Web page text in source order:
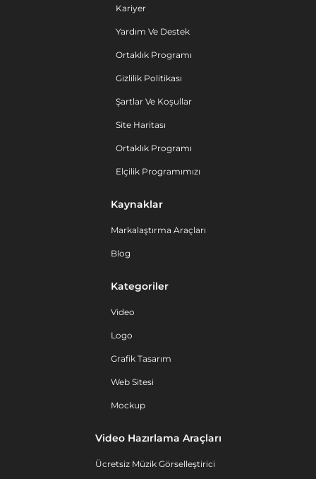
Kariyer
Yardım Ve Destek
Ortaklık Programı
Gizlilik Politikası
Şartlar Ve Koşullar
Site Haritası
Ortaklık Programı
Elçilik Programımızı
Kaynaklar
Markalaştırma Araçları
Blog
Kategoriler
Video
Logo
Grafik Tasarım
Web Sitesi
Mockup
Video Hazırlama Araçları
Ücretsiz Müzik Görselleştirici